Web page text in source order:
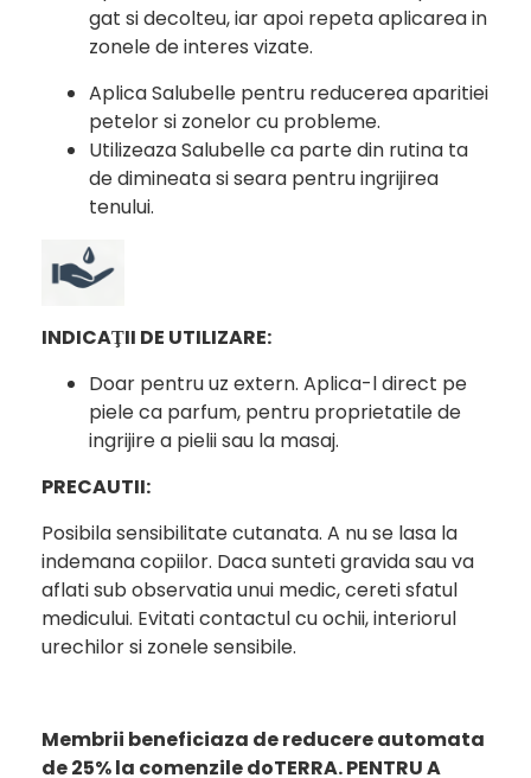
gat si decolteu, iar apoi repeta aplicarea in
zonele de interes vizate.
Aplica Salubelle pentru reducerea aparitiei
petelor si zonelor cu probleme.
Utilizeaza Salubelle ca parte din rutina ta
de dimineata si seara pentru ingrijirea
tenului.
INDICAŢII DE UTILIZARE:
Doar pentru uz extern. Aplica-l direct pe
piele ca parfum, pentru proprietatile de
ingrijire a pielii sau la masaj.
PRECAUTII:
Posibila sensibilitate cutanata. A nu se lasa la
indemana copiilor. Daca sunteti gravida sau va
aflati sub observatia unui medic, cereti sfatul
medicului. Evitati contactul cu ochii, interiorul
urechilor si zonele sensibile.
Membrii beneficiaza de reducere automata
de 25% la comenzile doTERRA.PENTRU A